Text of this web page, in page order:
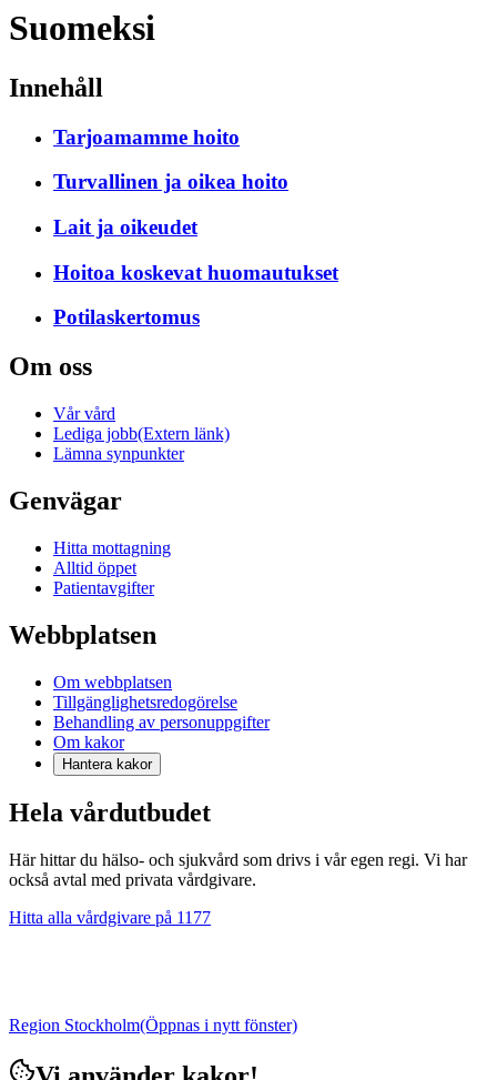
Suomeksi
Innehåll
Tarjoamamme hoito
Turvallinen ja oikea hoito
Lait ja oikeudet
Hoitoa koskevat huomautukset
Potilas­kertomus
Om oss
Vår vård
Lediga jobb(Extern länk)
Lämna synpunkter
Genvägar
Hitta mottagning
Alltid öppet
Patientavgifter
Webbplatsen
Om webbplatsen
Tillgänglighetsredogörelse
Behandling av personuppgifter
Om kakor
Hantera kakor
Hela vårdutbudet
Här hittar du hälso- och sjukvård som drivs i vår egen regi. Vi har
också avtal med privata vårdgivare.
Hitta alla vårdgivare på 1177
Region Stockholm(Öppnas i nytt fönster)